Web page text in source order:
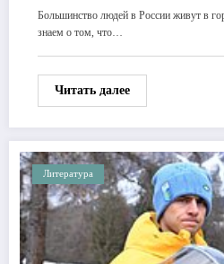
Большинство людей в России живут в
знаем о том, что…
Читать далее
Литература